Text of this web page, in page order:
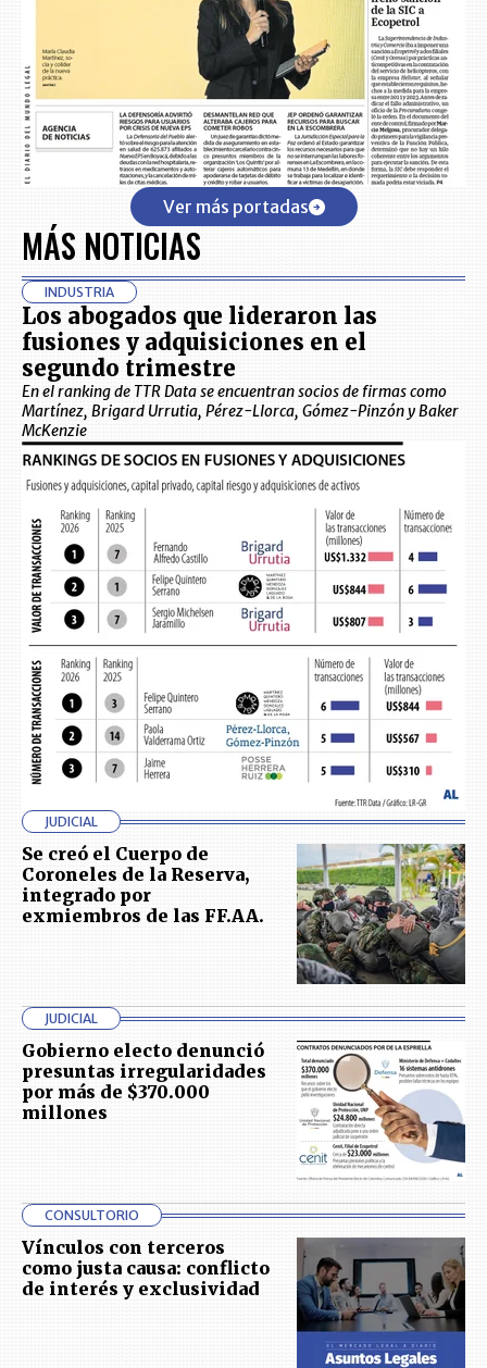
Ver más portadas
MÁS NOTICIAS
INDUSTRIA
Los abogados que lideraron las
fusiones y adquisiciones en el
segundo trimestre
En el ranking de TTR Data se encuentran socios de firmas como
Martínez, Brigard Urrutia, Pérez-Llorca, Gómez-Pinzón y Baker
McKenzie
JUDICIAL
Se creó el Cuerpo de
Coroneles de la Reserva,
integrado por
exmiembros de las FF.AA.
JUDICIAL
Gobierno electo denunció
presuntas irregularidades
por más de $370.000
millones
CONSULTORIO
Vínculos con terceros
como justa causa: conflicto
de interés y exclusividad